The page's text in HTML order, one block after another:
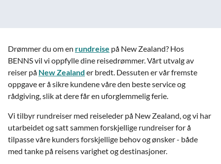
Drømmer du om en rundreise på New Zealand? Hos
BENNS vil vi oppfylle dine reisedrømmer. Vårt utvalg av
reiser på New Zealand er bredt. Dessuten er vår fremste
oppgave er å sikre kundene våre den beste service og
rådgiving, slik at dere får en uforglemmelig ferie.
Vi tilbyr rundreiser med reiseleder på New Zealand, og vi har
utarbeidet og satt sammen forskjellige rundreiser for å
tilpasse våre kunders forskjellige behov og ønsker - både
med tanke på reisens varighet og destinasjoner.